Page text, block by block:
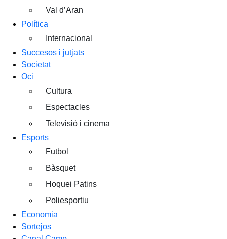
Val d’Aran
Política
Internacional
Succesos i jutjats
Societat
Oci
Cultura
Espectacles
Televisió i cinema
Esports
Futbol
Bàsquet
Hoquei Patins
Poliesportiu
Economia
Sortejos